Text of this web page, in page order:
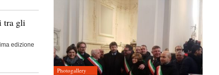
tra gli
edizione
Photogallery